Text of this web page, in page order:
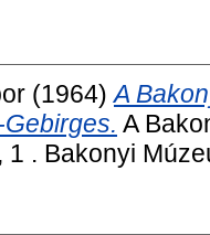
(1964)A
A
1 . Bakonyi